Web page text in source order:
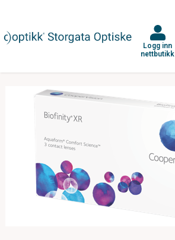
Logg inn
nettbutikk